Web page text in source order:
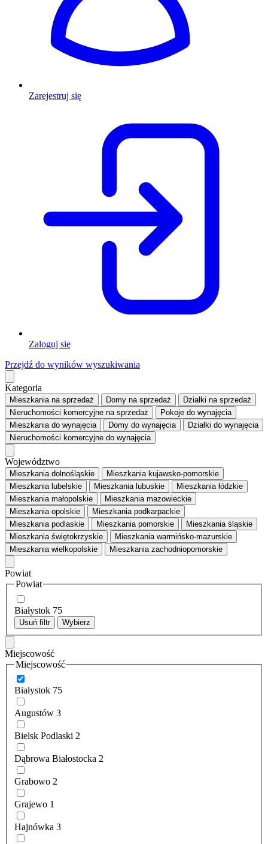
Zarejestruj się
Zaloguj się
Przejdź do wyników wyszukiwania
Kategoria
Mieszkaniana sprzedaż Domy na sprzedaż Działki na sprzedaż
Nieruchomości komercyjne na sprzedaż Pokoje do wynajęcia
Mieszkaniado wynajęcia Domy do wynajęcia Działki do wynajęcia
Nieruchomości komercyjne do wynajęcia
Województwo
Mieszkania dolnośląskie
Mieszkania kujawsko-pomorskie
Mieszkania lubelskie
Mieszkania lubuskie
Mieszkania łódzkie
Mieszkania małopolskie
Mieszkania mazowieckie
Mieszkania opolskie
Mieszkania podkarpackie
Mieszkania podlaskie
Mieszkania pomorskie
Mieszkania śląskie
Mieszkania świętokrzyskie
Mieszkania warmińsko-mazurskie
Mieszkania wielkopolskie
Mieszkania zachodniopomorskie
Powiat
Powiat
Białystok 75
Usuń filtr Wybierz
Miejscowość
Miejscowość
Białystok 75
Augustów 3
Bielsk Podlaski 2
Dąbrowa Białostocka 2
Grabowo 2
Grajewo 1
Hajnówka 3